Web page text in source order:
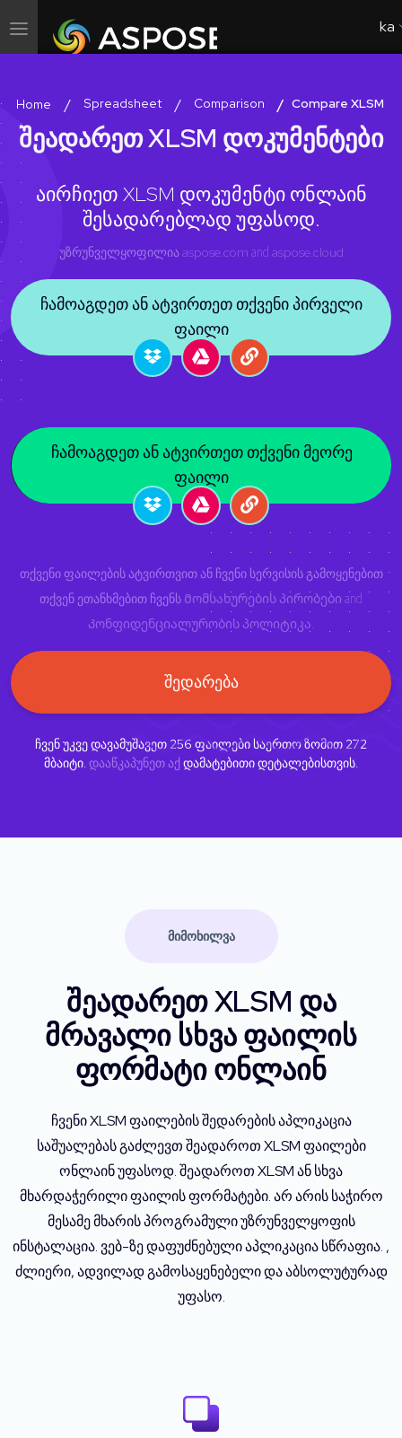
ნავიგაციის გადართვა ka
Home Spreadsheet Comparison Compare XLSM
შეადარეთ XLSM დოკუმენტები
აირჩიეთ XLSM დოკუმენტი ონლაინ
შესადარებლად უფასოდ.
უზრუნველყოფილიაaspose.com and aspose.cloud
ჩამოაგდეთ ან ატვირთეთ თქვენი პირველი
ფაილი
ჩამოაგდეთ ან ატვირთეთ თქვენი მეორე
ფაილი
თქვენი ფაილების ატვირთვით ან ჩვენი სერვისის გამოყენებით
თქვენ ეთანხმებით ჩვენს Მომსახურების პირობები and
Კონფიდენციალურობის პოლიტიკა
შედარება
ჩვენ უკვე დავამუშავეთ 256 ფაილები საერთო ზომით 272
მბაიტი. დააწკაპუნეთ აქ დამატებითი დეტალებისთვის.
ᲛᲘᲛᲝᲮᲘᲚᲕᲐ
შეადარეთ XLSM და
მრავალი სხვა ფაილის
ფორმატი ონლაინ
ჩვენი XLSM ფაილების შედარების აპლიკაცია
საშუალებას გაძლევთ შეადაროთ XLSM ფაილები
ონლაინ უფასოდ. შეადაროთ XLSM ან სხვა
მხარდაჭერილი ფაილის ფორმატები. არ არის საჭირო
მესამე მხარის პროგრამული უზრუნველყოფის
ინსტალაცია. ვებ-ზე დაფუძნებული აპლიკაცია სწრაფია. ,
ძლიერი, ადვილად გამოსაყენებელი და აბსოლუტურად
უფასო.